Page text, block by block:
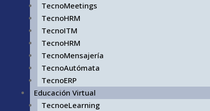
TecnoMeetings
TecnoHRM
TecnoITM
TecnoHRM
TecnoMensajería
TecnoAutómata
TecnoERP
Educación Virtual
TecnoeLearning